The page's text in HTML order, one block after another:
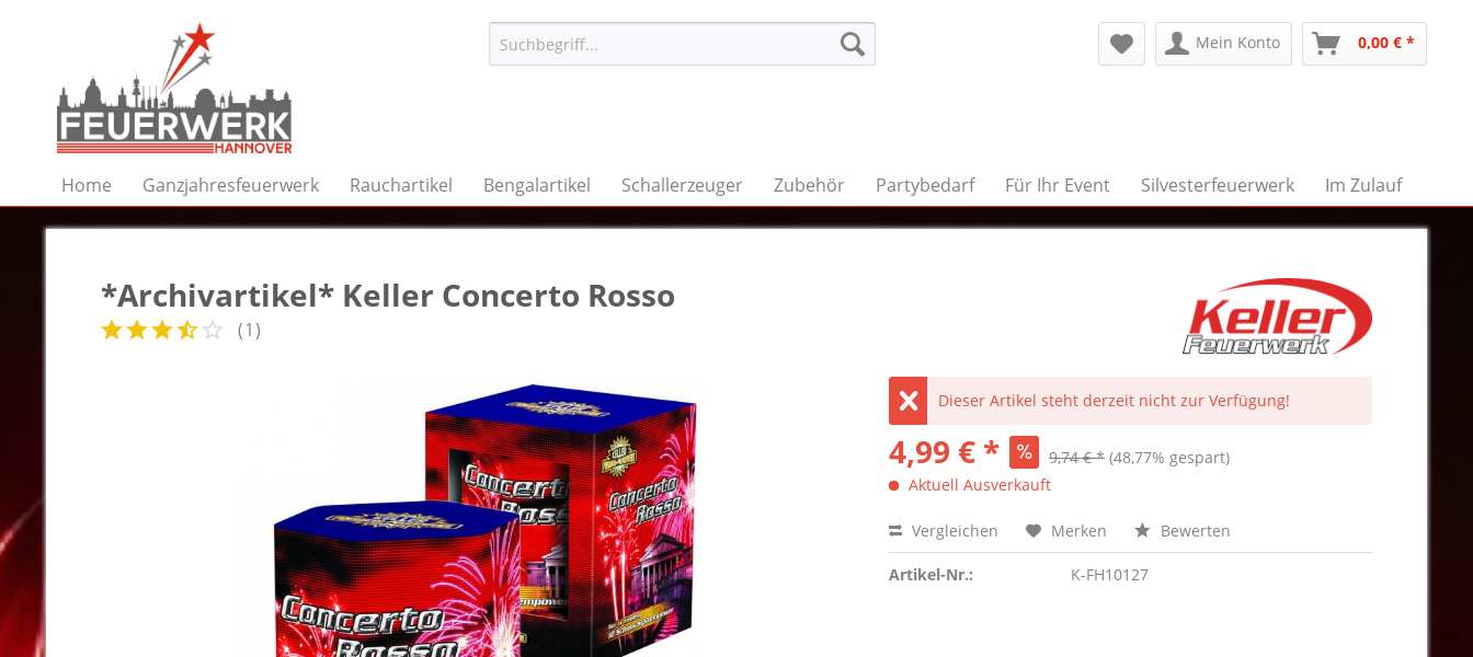
Mein Konto 0,00 € *
Home Ganzjahresfeuerwerk Rauchartikel Bengalartikel Schallerzeuger Zubehör Partybedarf Für Ihr Event Silvesterfeuerwerk Im Zulauf
*Archivartikel* Keller Concerto Rosso
(1)
Dieser Artikel steht derzeit nicht zur Verfügung!
4,99 € * 9,74 € * (48,77% gespart)
Aktuell Ausverkauft
Vergleichen Merken Bewerten
Artikel-Nr.: K-FH10127